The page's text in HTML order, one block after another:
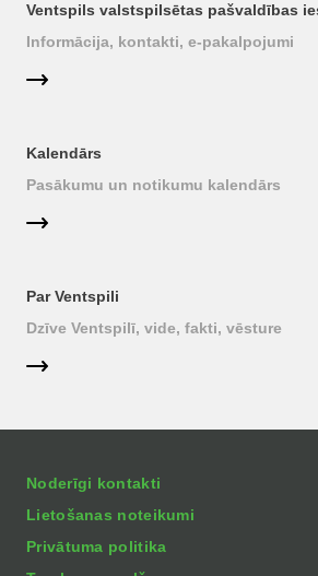
Ventspils valstspilsētas pašvaldības
Informācija, kontakti, e-pakalpojumi
Kalendārs
Pasākumu un notikumu kalendārs
Par Ventspili
Dzīve Ventspilī, vide, fakti, vēsture
Noderīgi kontakti
Lietošanas noteikumi
Privātuma politika